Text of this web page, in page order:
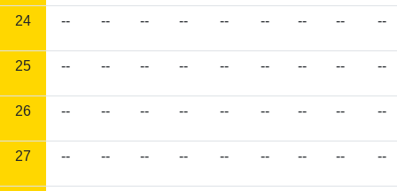
24 -- -- -- -- -- -- -- -- --
25 -- -- -- -- -- -- -- -- --
26 -- -- -- -- -- -- -- -- --
27 -- -- -- -- -- -- -- -- --